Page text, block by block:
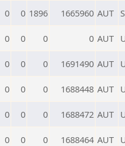
0 0 1896 1665960 AUT
0 0 0 0 AUT
0 0 0 1691490 AUT
0 0 0 1688448 AUT
0 0 0 1688472 AUT
0 0 0 1688464 AUT